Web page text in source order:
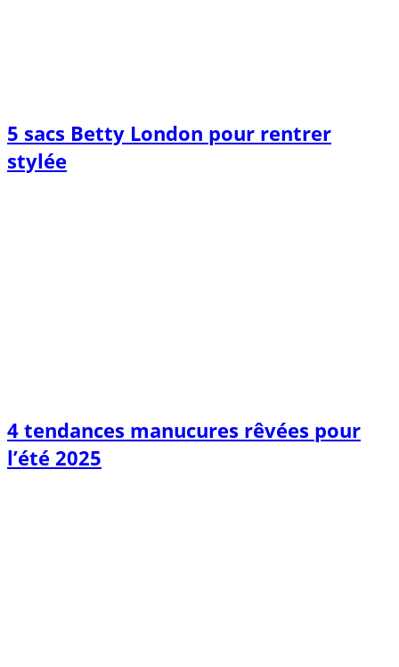
5 sacs Betty London pour rentrer
stylée
4 tendances manucures rêvées pour
l’été 2025